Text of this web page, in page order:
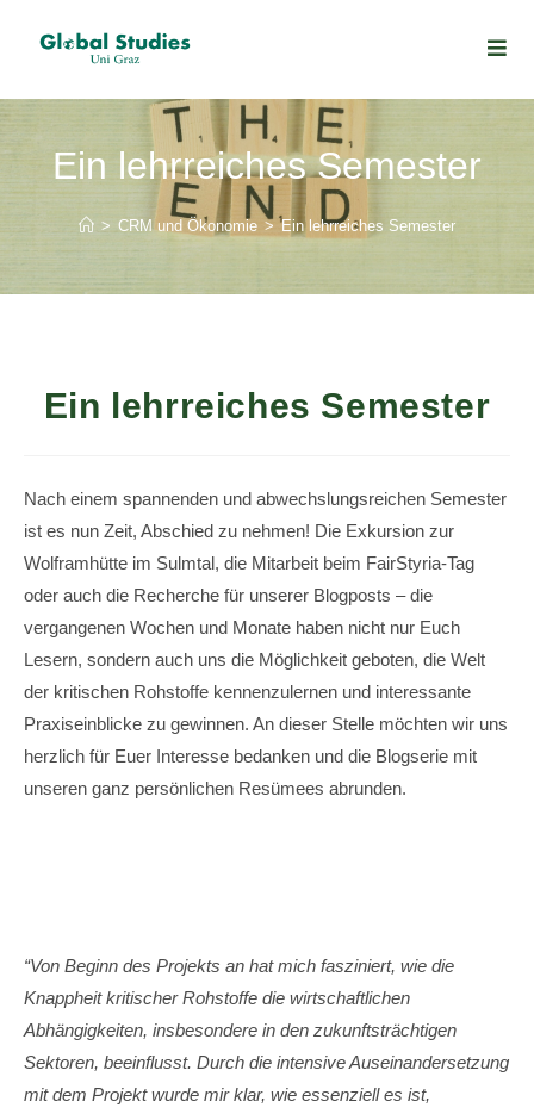
Ein lehrreiches Semester
> CRM und Ökonomie > Ein lehrreiches Semester
Ein lehrreiches Semester
Nach einem spannenden und abwechslungsreichen Semester
ist es nun Zeit, Abschied zu nehmen! Die Exkursion zur
Wolframhütte im Sulmtal, die Mitarbeit beim FairStyria-Tag
oder auch die Recherche für unserer Blogposts – die
vergangenen Wochen und Monate haben nicht nur Euch
Lesern, sondern auch uns die Möglichkeit geboten, die Welt
der kritischen Rohstoffe kennenzulernen und interessante
Praxiseinblicke zu gewinnen. An dieser Stelle möchten wir uns
herzlich für Euer Interesse bedanken und die Blogserie mit
unseren ganz persönlichen Resümees abrunden.
“Von Beginn des Projekts an hat mich fasziniert, wie die
Knappheit kritischer Rohstoffe die wirtschaftlichen
Abhängigkeiten, insbesondere in den zukunftsträchtigen
Sektoren, beeinflusst. Durch die intensive Auseinandersetzung
mit dem Projekt wurde mir klar, wie essenziell es ist,